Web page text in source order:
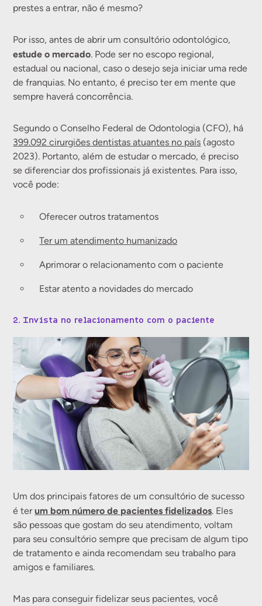
prestes a entrar, não é mesmo?
Por isso, antes de abrir um consultório odontológico,
estude o mercado. Pode ser no escopo regional,
estadual ou nacional, caso o desejo seja iniciar uma rede
de franquias. No entanto, é preciso ter em mente que
sempre haverá concorrência.
Segundo o Conselho Federal de Odontologia (CFO), há
399.092 cirurgiões dentistas atuantes no país (agosto
2023). Portanto, além de estudar o mercado, é preciso
se diferenciar dos profissionais já existentes. Para isso,
você pode:
Oferecer outros tratamentos
Ter um atendimento humanizado
Aprimorar o relacionamento com o paciente
Estar atento a novidades do mercado
2. Invista no relacionamento com o paciente
Um dos principais fatores de um consultório de sucesso
é terum bom número de pacientes fidelizados. Eles
são pessoas que gostam do seu atendimento, voltam
para seu consultório sempre que precisam de algum tipo
de tratamento e ainda recomendam seu trabalho para
amigos e familiares.
Mas para conseguir fidelizar seus pacientes, você